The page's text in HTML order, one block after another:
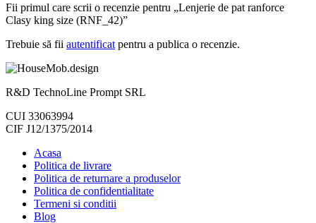
Fii primul care scrii o recenzie pentru „Lenjerie de pat ranforce
Clasy king size (RNF_42)”
Trebuie să fii autentificat pentru a publica o recenzie.
R&D TechnoLine Prompt SRL
CUI 33063994
CIF J12/1375/2014
Acasa
Politica de livrare
Politica de returnare a produselor
Politica de confidentialitate
Termeni si conditii
Blog